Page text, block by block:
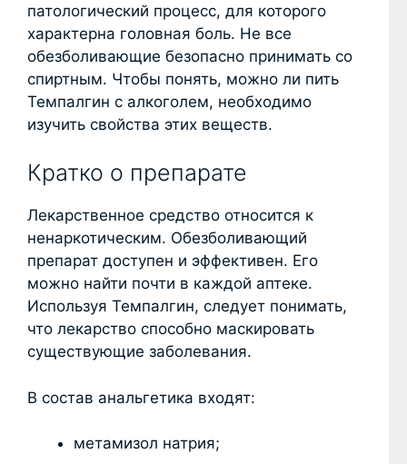
патологический процесс, для которого
характерна головная боль. Не все
обезболивающие безопасно принимать со
спиртным. Чтобы понять, можно ли пить
Темпалгин с алкоголем, необходимо
изучить свойства этих веществ.
Кратко о препарате
Лекарственное средство относится к
ненаркотическим. Обезболивающий
препарат доступен и эффективен. Его
можно найти почти в каждой аптеке.
Используя Темпалгин, следует понимать,
что лекарство способно маскировать
существующие заболевания.
В состав анальгетика входят:
метамизол натрия;